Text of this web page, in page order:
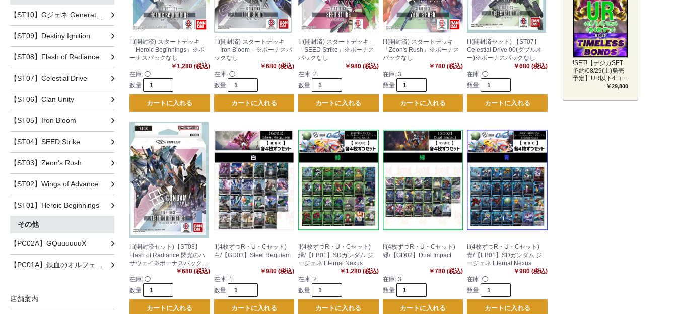
【ST09】Destiny Ignition
【ST08】Flash of Radiance
【ST07】Celestial Drive
【ST06】Clan Unity
【ST05】Iron Bloom
【ST04】SEED Strike
【ST03】Zeon's Rush
【ST02】Wings of Advance
【ST01】Heroic Beginnings
その他
【PC02A】GQuuuuuuX
店舗案内
! !(開封済) スタートデッキ
「Heroic Beginnings」※ボ
ーナスパックなし
￥1,280 (税込)
在庫: ◯
数量
カートに入れる
! !(開封済) スタートデッキ
「Iron Bloom」※ボーナスパ
ックなし
￥680 (税込)
在庫: ◯
数量
カートに入れる
! !(開封済) スタートデッキ
「SEED Strike」※ボーナス
パックなし
￥980 (税込)
在庫:2
数量
カートに入れる
! !(開封済) スタートデッキ
「Zeon's Rush」※ボーナス
パックなし
￥780 (税込)
在庫: 3
数量
カートに入れる
! !(開封済セット) 【ST07】
Celestial Drive 00(ダブルオ
ー)※ボーナスパックなし
￥680 (税込)
在庫:◯
数量
カートに入れる
! !(開封済セット)【ST08】
Flash of Radiance 閃光のハ
サウェイ※ボーナスパックな
￥680 (税込)
在庫: ◯
数量
カートに入れる
!!(4枚ずつR・U・Cセット)
白/【GD03】Steel Requiem
￥980 (税込)
在庫: 1
数量
カートに入れる
!!(4枚ずつR・U・Cセット)
緑/【EB01】SDガンダム ジ
ージェネ Eternal Nexus
￥1,280 (税込)
在庫:2
数量
カートに入れる
!!(4枚ずつR・U・Cセット)
緑/【GD02】Dual Impact
￥780 (税込)
在庫: 3
数量
カートに入れる
!!(4枚ずつR・U・Cセット)
青/【EB01】SDガンダム ジ
ージェネ Eternal Nexus
￥980 (税込)
在庫:◯
数量
カートに入れる
!SET!【デジカSET
予約/08/29(土)発売
予定】UR以下4コン
セット 【BT-26】
￥29,800